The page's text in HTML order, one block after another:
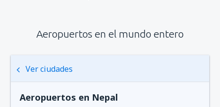
Aeropuertos en el mundo entero
Ver ciudades
Aeropuertos en Nepal